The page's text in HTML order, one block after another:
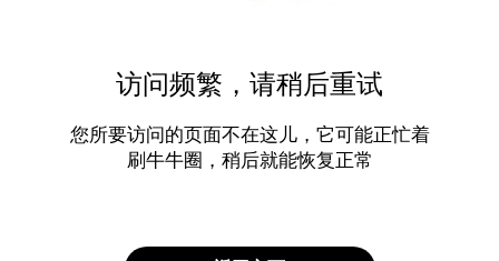
访问频繁，请稍后重试
您所要访问的页面不在这儿，它可能正忙着
刷牛牛圈，稍后就能恢复正常